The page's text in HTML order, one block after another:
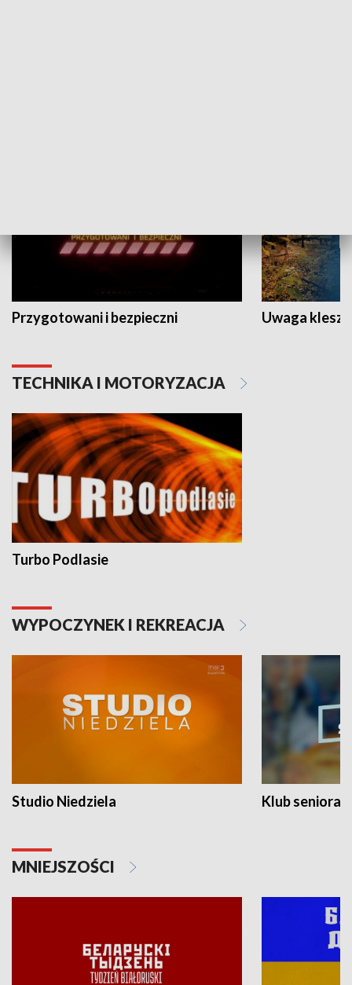
Przygotowani i bezpieczni Uwaga
TECHNIKA I MOTORYZACJA
Turbo Podlasie
WYPOCZYNEK I REKREACJA
Studio Niedziela Klub seniora
MNIEJSZOŚCI